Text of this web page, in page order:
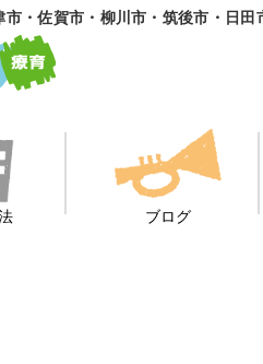
・佐賀市・柳川市・筑後市・日
ブログ